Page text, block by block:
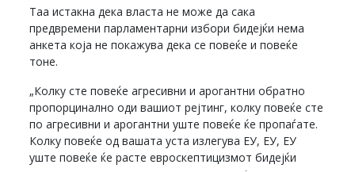
Таа истакна дека власта не може да сака
предвремени парламентарни избори бидејќи нема
анкета која не покажува дека се повеќе и повеќе
тоне.
„Колку сте повеќе агресивни и арогантни обратно
пропорцинално оди вашиот рејтинг, колку повеќе сте
по агресивни и арогантни уште повеќе ќе пропаѓате.
Колку повеќе од вашата уста излегува ЕУ, ЕУ, ЕУ
уште повеќе ќе расте евроскептицизмот бидејќи